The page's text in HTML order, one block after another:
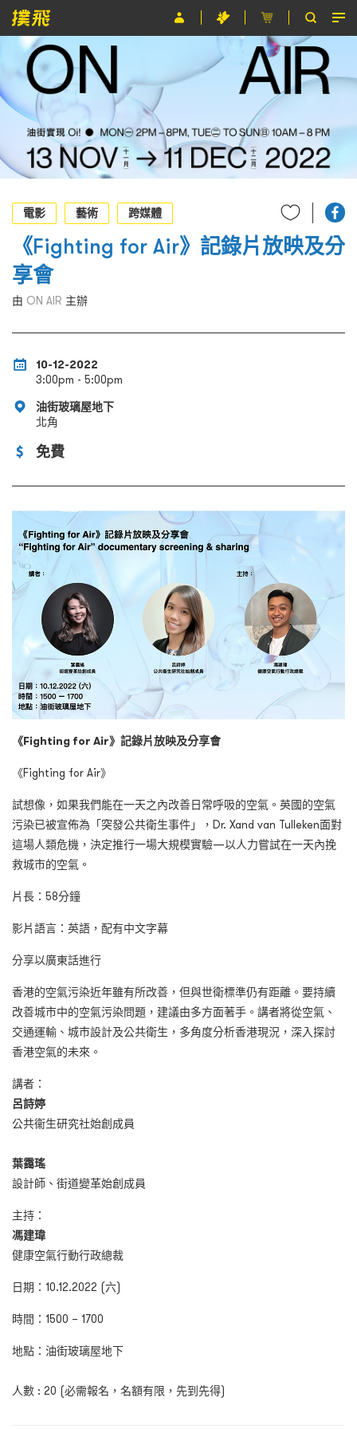
節目
主辦單位
關於撲飛
條款及細則
EN
電影
藝術 跨媒體
《Fighting for Air》記錄片放映及分
享會
由 ON AIR 主辦
10-12-2022
3:00pm - 5:00pm
油街玻璃屋地下
北角
免費
《Fighting for Air》記錄片放映及分享會
《Fighting for Air》
試想像，如果我們能在一天之內改善日常呼吸的空氣。英國的空氣
污染已被宣佈為「突發公共衛生事件」，Dr. Xand van Tulleken面對
這場人類危機，決定推行一場大規模實驗—以人力嘗試在一天內挽
救城市的空氣。
片長：58分鐘
影片語言：英語，配有中文字幕
分享以廣東話進行
香港的空氣污染近年雖有所改善，但與世衛標準仍有距離。要持續
改善城市中的空氣污染問題，建議由多方面著手。講者將從空氣、
交通運輸、城市設計及公共衛生，多角度分析香港現況，深入探討
香港空氣的未來。
講者：
呂詩婷
公共衞生研究社始創成員
葉靄瑤
設計師、街道變革始創成員
主持：
馮建瑋
健康空氣行動行政總裁
日期：10.12.2022 (六)
時間：1500 – 1700
地點：油街玻璃屋地下
人數 : 20 (必需報名，名額有限，先到先得)